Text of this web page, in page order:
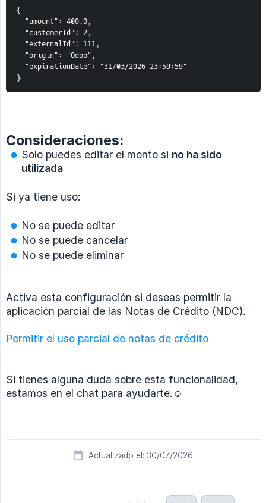
{
  "amount": 400.0,
  "customerId": 2,
  "externalId": 111,
  "origin": "Odoo",
  "expirationDate": "31/03/2026 23:59:59"
}
Consideraciones:
Solo puedes editar el monto si no ha sido
utilizada
Si ya tiene uso:
No se puede editar
No se puede cancelar
No se puede eliminar
Activa esta configuración si deseas permitir la
aplicación parcial de las Notas de Crédito (NDC).
Permitir el uso parcial de notas de crédito
Si tienes alguna duda sobre esta funcionalidad,
estamos en el chat para ayudarte.☺️
Actualizado el: 30/07/2026